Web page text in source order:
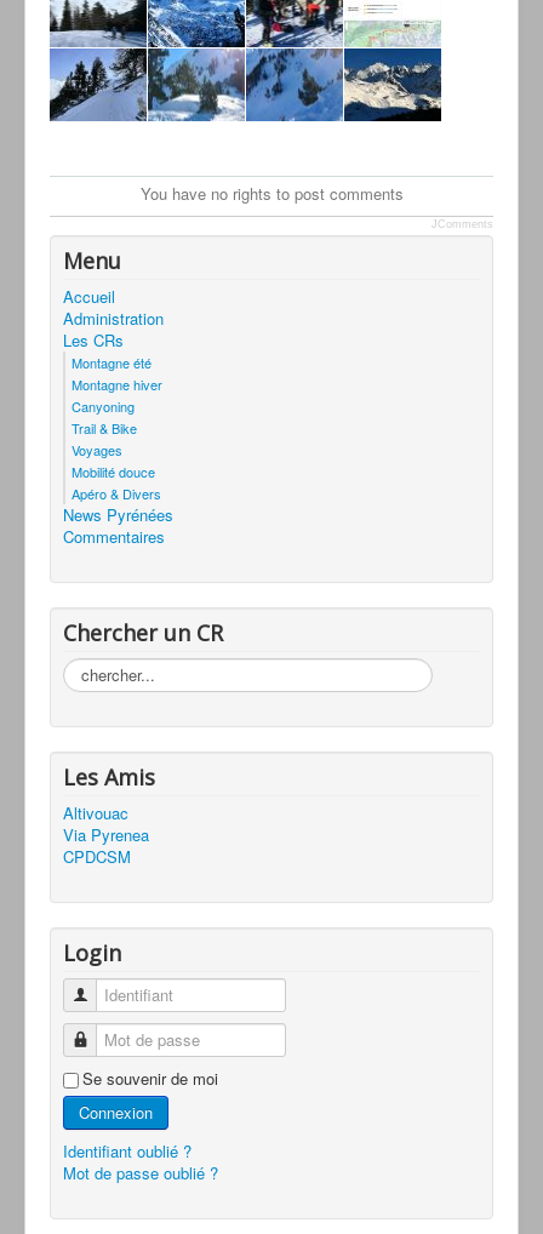
You have no rights to post comments
JComments
Menu
Accueil
Administration
Les CRs
Montagne été
Montagne hiver
Canyoning
Trail & Bike
Voyages
Mobilité douce
Apéro & Divers
News Pyrénées
Commentaires
Chercher un CR
Rechercher
Les Amis
Altivouac
Via Pyrenea
CPDCSM
Login
Identifiant
Mot de passe
Se souvenir de moi
Connexion
Identifiant oublié ?
Mot de passe oublié ?